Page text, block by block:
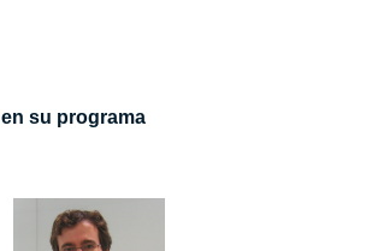
en su programa